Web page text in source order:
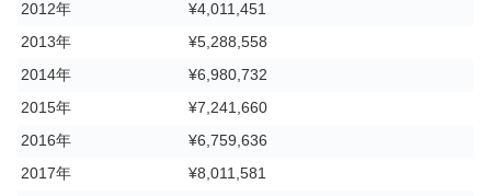
2012年
¥4,011,451
2013年
¥5,288,558
2014年
¥6,980,732
2015年
¥7,241,660
2016年
¥6,759,636
2017年
¥8,011,581